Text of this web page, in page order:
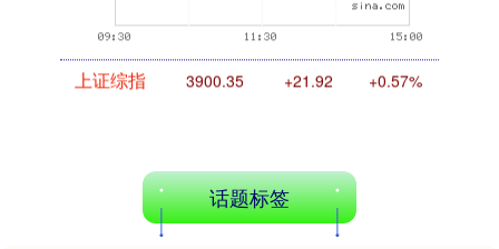
话题标签